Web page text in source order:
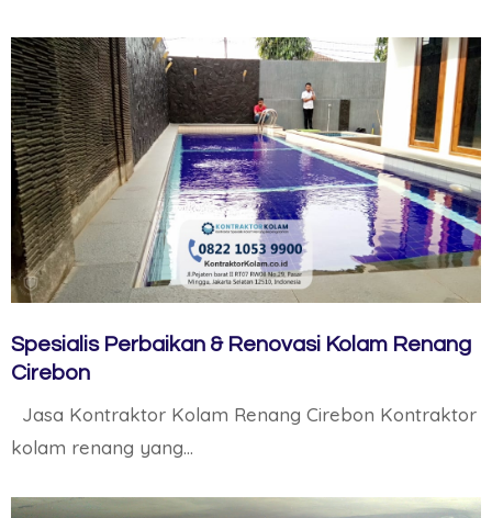
Spesialis Perbaikan & Renovasi Kolam Renang
Cirebon
Jasa Kontraktor Kolam Renang Cirebon Kontraktor
kolam renang yang…